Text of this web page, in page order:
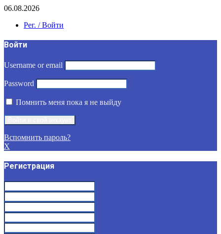
06.08.2026
Рег. / Войти
Войти
Username or email
Password
Помнить меня пока я не выйду
Вспомнить пароль?
X
Регистрация